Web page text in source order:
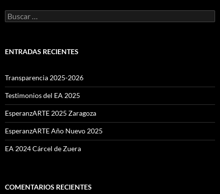
Buscar:
ENTRADAS RECIENTES
Transparencia 2025-2026
Testimonios del EA 2025
EsperanzARTE 2025 Zaragoza
EsperanzARTE Año Nuevo 2025
EA 2024 Cárcel de Zuera
COMENTARIOS RECIENTES